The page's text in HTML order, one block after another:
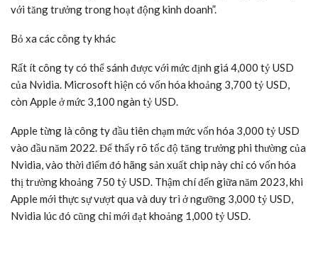
với tăng trưởng trong hoạt động kinh doanh”.
Bỏ xa các công ty khác
Rất ít công ty có thể sánh được với mức định giá 4,000 tỷ USD
của Nvidia. Microsoft hiện có vốn hóa khoảng 3,700 tỷ USD,
còn Apple ở mức 3,100 ngàn tỷ USD.
Apple từng là công ty đầu tiên chạm mức vốn hóa 3,000 tỷ USD
vào đầu năm 2022. Để thấy rõ tốc độ tăng trưởng phi thường của
Nvidia, vào thời điểm đó hãng sản xuất chip này chỉ có vốn hóa
thị trường khoảng 750 tỷ USD. Thậm chí đến giữa năm 2023, khi
Apple mới thực sự vượt qua và duy trì ở ngưỡng 3,000 tỷ USD,
Nvidia lúc đó cũng chỉ mới đạt khoảng 1,000 tỷ USD.